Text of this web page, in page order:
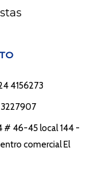
4156273
# 46-45 local 144 -
comercial El